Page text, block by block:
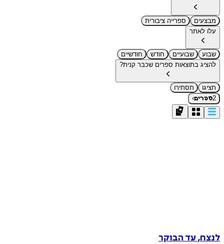
מבצעים
ספרייה ציבורית
עלו לאתר
שבוע שבועיים חודש
חודשיים
להציג בתוצאות ספרים שכבר קנית?
תציגו
תסתירו
2ספרים›
לנצח, עד הבוקר